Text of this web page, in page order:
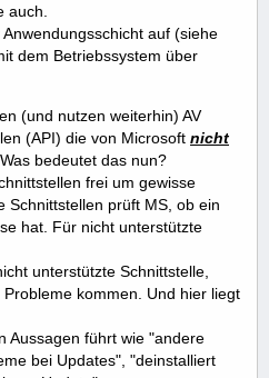
auch.
auf (siehe
dem Betriebssystem über
(und nutzen weiterhin) AV
(API) die von Microsoft nicht
bedeutet das nun?
frei um gewisse
Schnittstellen prüft MS, ob ein
hat. Für nicht unterstützte
unterstützte Schnittstelle,
kommen. Und hier liegt
Aussagen führt wie "andere
bei Updates", "deinstalliert